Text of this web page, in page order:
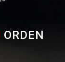
ORDEN